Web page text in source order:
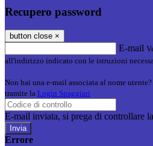
Recupero password
button close ×
E-mail
all'indirizzo indicato con le istruzioni
Non hai una e-mail associata al nome
tramite la Login Spaggiari
E-mail inviata, si prega di controllare
Errore